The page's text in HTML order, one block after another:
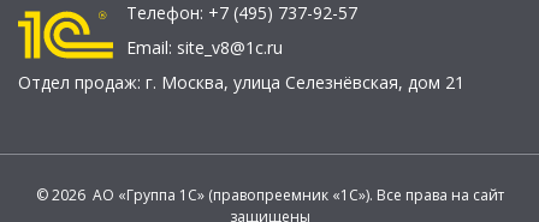
Телефон: +7 (495) 737-92-57
Email: site_v8@1c.ru
Отдел продаж: г. Москва, улица Селезнёвская, дом 21
© 2026 АО «Группа 1С» (правопреемник «1С»). Все права на сайт
защищены